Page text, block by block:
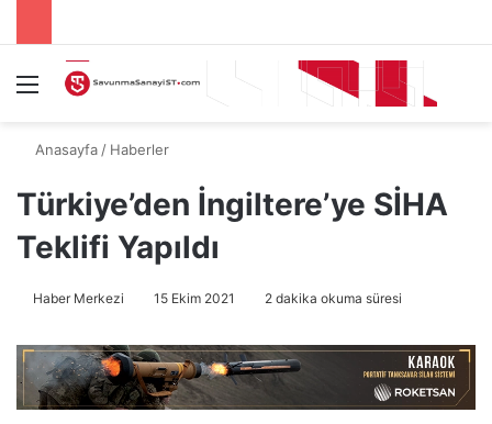
Menü
Anasayfa / Haberler
Türkiye’den İngiltere’ye SİHA
Teklifi Yapıldı
Haber Merkezi 15 Ekim 2021 2 dakika okuma süresi